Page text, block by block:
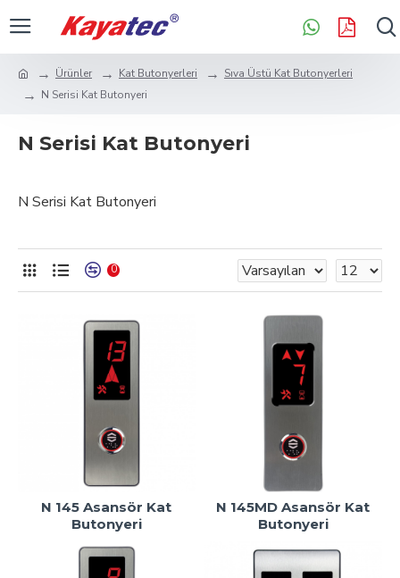
Ürünler Kat Butonyerleri
Sıva Üstü Kat Butonyerleri
N Serisi Kat Butonyeri
N Serisi Kat Butonyeri
N Serisi Kat Butonyeri
0
N 145 Asansör Kat
Butonyeri
N 145MD Asansör Kat
Butonyeri